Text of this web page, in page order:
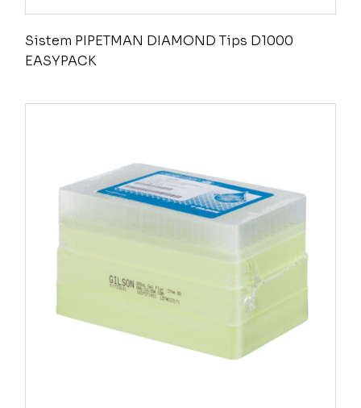
Sistem PIPETMAN DIAMOND Tips D1000
EASYPACK